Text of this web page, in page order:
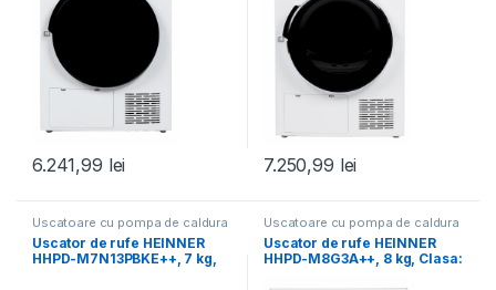
6.241,99 lei 7.250,99 lei
Uscatoare cu pompa de caldura
Uscator de rufe HEINNER
HHPD-M7N13PBKE++, 7 kg,
Uscatoare cu pompa de caldura
Uscator de rufe HEINNER
HHPD-M8G3A++, 8 kg, Clasa: